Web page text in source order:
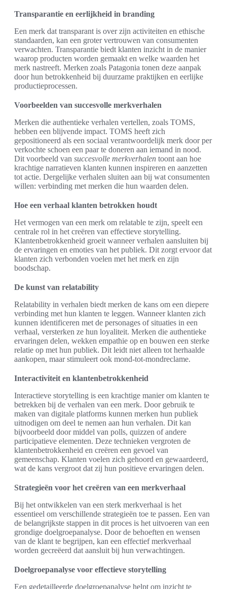
Transparantie en eerlijkheid in branding
Een merk dat transparant is over zijn activiteiten en ethische
standaarden, kan een groter vertrouwen van consumenten
verwachten. Transparantie biedt klanten inzicht in de manier
waarop producten worden gemaakt en welke waarden het
merk nastreeft. Merken zoals Patagonia tonen deze aanpak
door hun betrokkenheid bij duurzame praktijken en eerlijke
productieprocessen.
Voorbeelden van succesvolle merkverhalen
Merken die authentieke verhalen vertellen, zoals TOMS,
hebben een blijvende impact. TOMS heeft zich
gepositioneerd als een sociaal verantwoordelijk merk door per
verkochte schoen een paar te doneren aan iemand in nood.
Dit voorbeeld van succesvolle merkverhalen toont aan hoe
krachtige narratieven klanten kunnen inspireren en aanzetten
tot actie. Dergelijke verhalen sluiten aan bij wat consumenten
willen: verbinding met merken die hun waarden delen.
Hoe een verhaal klanten betrokken houdt
Het vermogen van een merk om relatable te zijn, speelt een
centrale rol in het creëren van effectieve storytelling.
Klantenbetrokkenheid groeit wanneer verhalen aansluiten bij
de ervaringen en emoties van het publiek. Dit zorgt ervoor dat
klanten zich verbonden voelen met het merk en zijn
boodschap.
De kunst van relatability
Relatability in verhalen biedt merken de kans om een diepere
verbinding met hun klanten te leggen. Wanneer klanten zich
kunnen identificeren met de personages of situaties in een
verhaal, versterken ze hun loyaliteit. Merken die authentieke
ervaringen delen, wekken empathie op en bouwen een sterke
relatie op met hun publiek. Dit leidt niet alleen tot herhaalde
aankopen, maar stimuleert ook mond-tot-mondreclame.
Interactiviteit en klantenbetrokkenheid
Interactieve storytelling is een krachtige manier om klanten te
betrekken bij de verhalen van een merk. Door gebruik te
maken van digitale platforms kunnen merken hun publiek
uitnodigen om deel te nemen aan hun verhalen. Dit kan
bijvoorbeeld door middel van polls, quizzen of andere
participatieve elementen. Deze technieken vergroten de
klantenbetrokkenheid en creëren een gevoel van
gemeenschap. Klanten voelen zich gehoord en gewaardeerd,
wat de kans vergroot dat zij hun positieve ervaringen delen.
Strategieën voor het creëren van een merkverhaal
Bij het ontwikkelen van een sterk merkverhaal is het
essentieel om verschillende strategieën toe te passen. Een van
de belangrijkste stappen in dit proces is het uitvoeren van een
grondige doelgroepanalyse. Door de behoeften en wensen
van de klant te begrijpen, kan een effectief merkverhaal
worden gecreëerd dat aansluit bij hun verwachtingen.
Doelgroepanalyse voor effectieve storytelling
Een gedetailleerde doelgroepanalyse helpt om inzicht te